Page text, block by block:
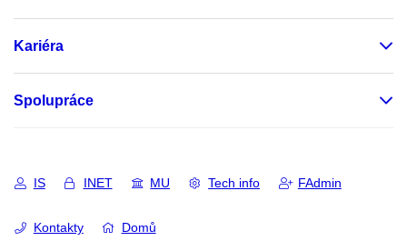
Kariéra
Spolupráce
IS INET MU Tech info FAdmin
Kontakty Domů